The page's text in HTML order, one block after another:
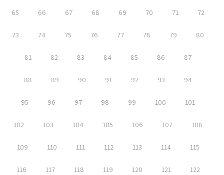
65 66 67 68 69 70 71 72
73 74 75 76 77 78 79 80
81 82 83 84 85 86 87
88 89 90 91 92 93 94
95 96 97 98 99 100 101
102 103 104 105 106 107 108
109 110 111 112 113 114 115
116 117 118 119 120 121 122